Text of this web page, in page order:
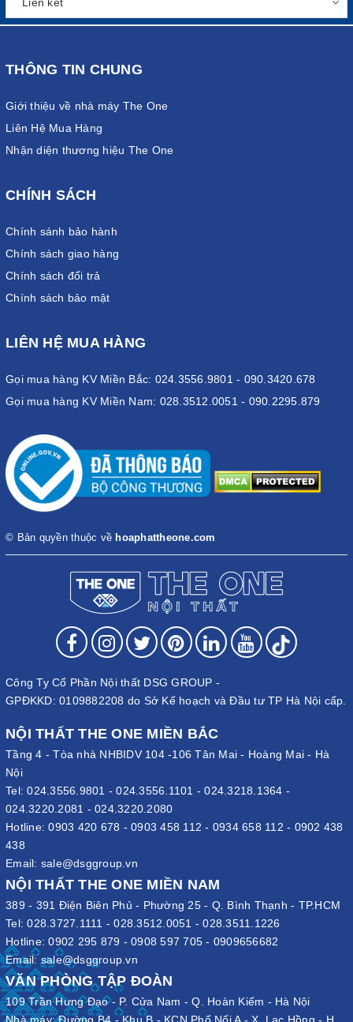
THÔNG TIN CHUNG
Giới thiệu về nhà máy The One
Liên Hệ Mua Hàng
Nhận diện thương hiệu The One
CHÍNH SÁCH
Chính sánh bảo hành
Chính sách giao hàng
Chính sách đổi trả
Chính sách bảo mật
LIÊN HỆ MUA HÀNG
Gọi mua hàng KV Miền Bắc: 024.3556.9801 - 090.3420.678
Gọi mua hàng KV Miền Nam: 028.3512.0051 - 090.2295.879
© Bản quyền thuộc về hoaphattheone.com
Công Ty Cổ Phần Nội thất DSG GROUP -
GPĐKKD: 0109882208 do Sở Kế hoạch và Đầu tư TP Hà Nội cấp.
NỘI THẤT THE ONE MIỀN BẮC
Tầng 4 - Tòa nhà NHBIDV 104 -106 Tân Mai - Hoàng Mai - Hà
Nội
Tel:024.3556.9801 -024.3556.1101 -024.3218.1364 -
024.3220.2081 - 024.3220.2080
Hotline:0903 420 678 - 0903 458 112 - 0934 658 112 - 0902 438
438
Email: sale@dsggroup.vn
NỘI THẤT THE ONE MIỀN NAM
389 - 391 Điện Biên Phủ - Phường 25 - Q. Bình Thạnh - TP.HCM
Tel:028.3727.1111 -028.3512.0051 -028.3511.1226
Hotline:0902 295 879 - 0908 597 705 - 0909656682
Email:sale@dsggroup.vn
VĂN PHÒNG TẬP ĐOÀN
109 Trần Hưng Đạo - P. Cửa Nam - Q. Hoàn Kiếm - Hà Nội